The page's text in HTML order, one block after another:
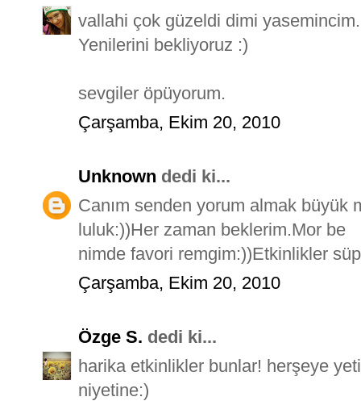
vallahi çok güzeldi dimi
Yenilerini bekliyoruz :)
sevgiler öpüyorum.
Çarşamba, Ekim 20, 2010
Unknown dedi ki...
Canım senden yorum almak büyük
luluk:))Her zaman beklerim.Mor be
nimde favori remgim:))Etkinlikler
Çarşamba, Ekim 20, 2010
Özge S. dedi ki...
harika etkinlikler bunlar! herşeye
niyetine:)